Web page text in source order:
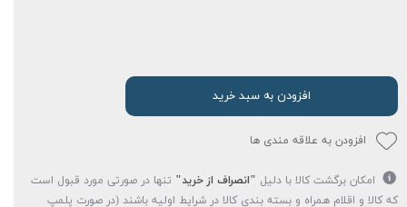
افزودن به سبد خرید
افزودن به علاقه مندی ها
امکان برگشت کالا با دلیل "انصراف از خرید" تنها در صورتی مورد قبول است
که کالا و اقلام همراه و بسته بندی کالا در شرایط اولیه باشند (در صورت پلمپ